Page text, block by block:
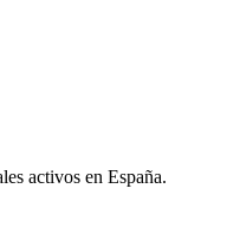
activos en España.